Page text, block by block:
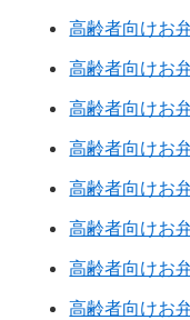
高齢者向けお
高齢者向けお
高齢者向けお
高齢者向けお
高齢者向けお
高齢者向けお
高齢者向けお
高齢者向けお